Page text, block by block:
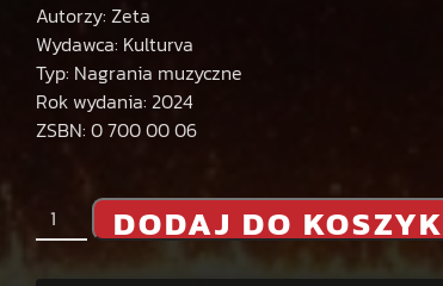
Autorzy: Zeta
Wydawca: Kulturva
Typ: Nagrania muzyczne
Rok wydania: 2024
ZSBN: 0 700 00 06
l
DODAJ DO